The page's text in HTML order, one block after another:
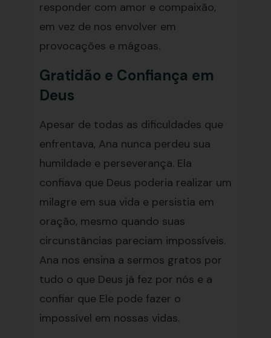
responder com amor e compaixão,
em vez de nos envolver em
provocações e mágoas.
Gratidão e Confiança em
Deus
Apesar de todas as dificuldades que
enfrentava, Ana nunca perdeu sua
humildade e perseverança. Ela
confiava que Deus poderia realizar um
milagre em sua vida e persistia em
oração, mesmo quando suas
circunstâncias pareciam impossíveis.
Ana nos ensina a sermos gratos por
tudo o que Deus já fez por nós e a
confiar que Ele pode fazer o
impossível em nossas vidas.